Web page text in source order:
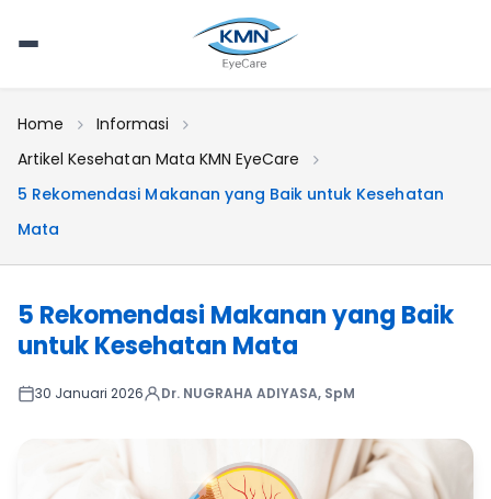
Home
Informasi
Artikel Kesehatan Mata KMN EyeCare
5 Rekomendasi Makanan yang Baik untuk Kesehatan
Mata
5 Rekomendasi Makanan yang Baik
untuk Kesehatan Mata
30 Januari 2026 Dr. NUGRAHA ADIYASA, SpM